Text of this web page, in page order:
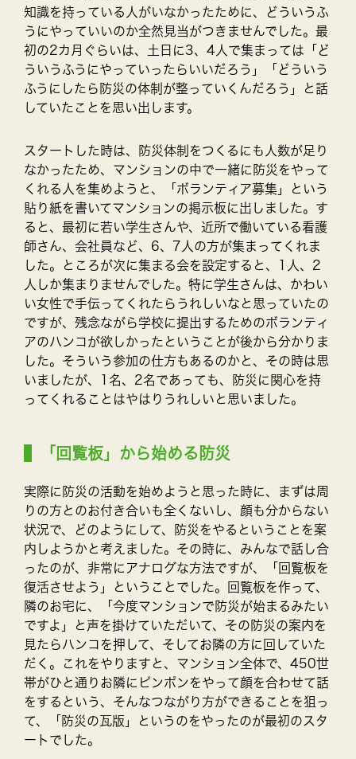
知識を持っている人がいなかったために、どういうふ
うにやっていいのか全然見当がつきませんでした。最
初の2カ月ぐらいは、土日に3、4人で集まっては「ど
ういうふうにやっていったらいいだろう」「どういう
ふうにしたら防災の体制が整っていくんだろう」と話
していたことを思い出します。
スタートした時は、防災体制をつくるにも人数が足り
なかったため、マンションの中で一緒に防災をやって
くれる人を集めようと、「ボランティア募集」という
貼り紙を書いてマンションの掲示板に出しました。す
ると、最初に若い学生さんや、近所で働いている看護
師さん、会社員など、6、7人の方が集まってくれま
した。ところが次に集まる会を設定すると、1人、2
人しか集まりませんでした。特に学生さんは、かわい
い女性で手伝ってくれたらうれしいなと思っていたの
ですが、残念ながら学校に提出するためのボランティ
アのハンコが欲しかったということが後から分かりま
した。そういう参加の仕方もあるのかと、その時は思
いましたが、1名、2名であっても、防災に関心を持
ってくれることはやはりうれしいと思いました。
「回覧板」から始める防災
実際に防災の活動を始めようと思った時に、まずは周
りの方とのお付き合いも全くないし、顔も分からない
状況で、どのようにして、防災をやるということを案
内しようかと考えました。その時に、みんなで話し合
ったのが、非常にアナログな方法ですが、「回覧板を
復活させよう」ということでした。回覧板を作って、
隣のお宅に、「今度マンションで防災が始まるみたい
ですよ」と声を掛けていただいて、その防災の案内を
見たらハンコを押して、そしてお隣の方に回していた
だく。これをやりますと、マンション全体で、450世
帯がひと通りお隣にピンポンをやって顔を合わせて話
をするという、そんなつながり方ができることを狙っ
て、「防災の瓦版」というのをやったのが最初のスタ
ートでした。